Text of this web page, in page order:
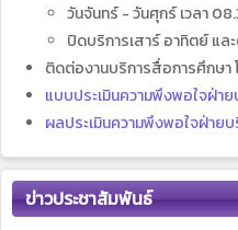
วันจันทร์ - วันศุกร์ เวลา
ปิดบริการเสาร์ อาทิตย์ แล
ติดต่องานบริการสื่อการศึกษ
แบบประเมินความพึงพอใจฝ่า
ผลประเมินความพึงพอใจฝ่าย
ข่าวประชาสัมพันธ์